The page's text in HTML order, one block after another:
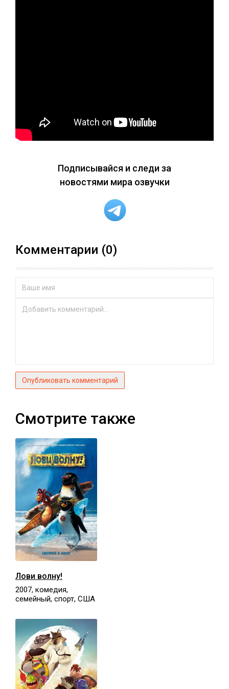
Подписывайся и следи за
новостями мира озвучки
Комментарии (0)
Опубликовать комментарий
Смотрите также
Лови волну!
2007, комедия,
семейный, спорт, США